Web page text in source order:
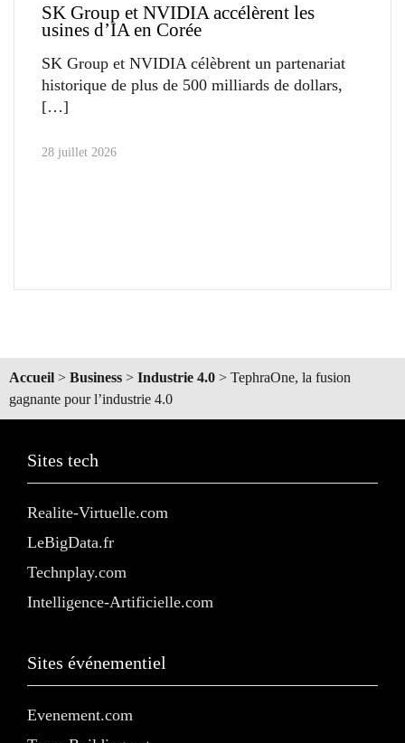
SK Group et NVIDIA accélèrent les
usines d’IA en Corée
SK Group et NVIDIA célèbrent un partenariat
historique de plus de 500 milliards de dollars,
28 juillet 2026
Accueil > Business > Industrie 4.0 > TephraOne, la fusion
gagnante pour l’industrie 4.0
Sites tech
Realite-Virtuelle.com
LeBigData.fr
Technplay.com
Intelligence-Artificielle.com
Sites événementiel
Evenement.com